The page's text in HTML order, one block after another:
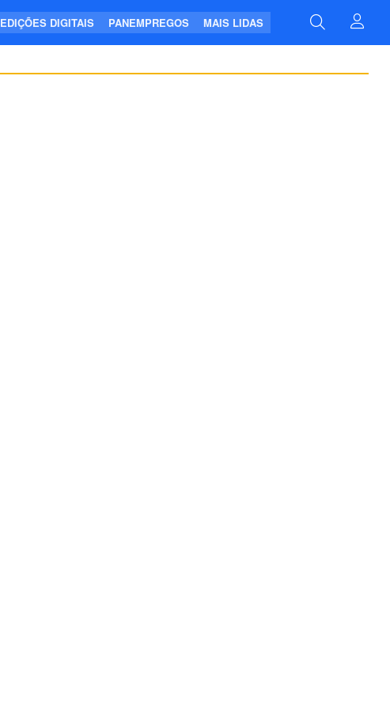
EDIÇÕES DIGITAIS PANEMPREGOS MAIS LIDAS